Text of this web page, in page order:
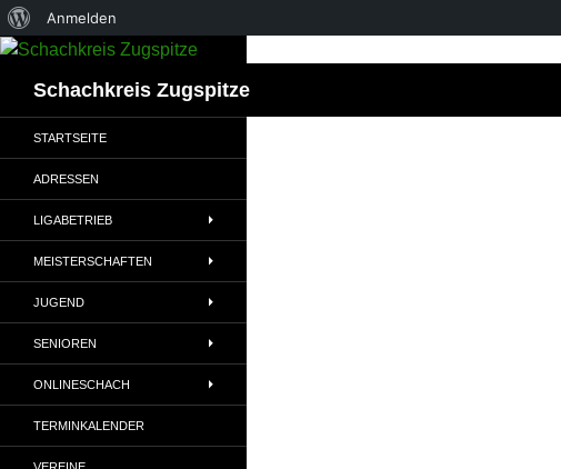
Über
WordPress
Anmelden
Zum
springenSchachkreis Zugspitze
STARTSEITE
ADRESSEN
LIGABETRIEB
MEISTERSCHAFTEN
JUGEND
SENIOREN
ONLINESCHACH
TERMINKALENDER